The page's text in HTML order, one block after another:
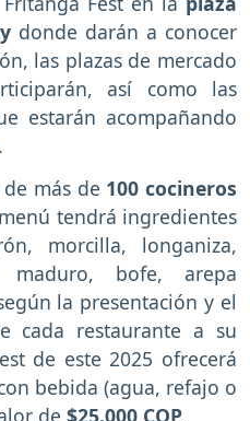
donde darán a conocer
las plazas de mercado
así como las
estarán acompañando
más de 100 cocineros
tendrá ingredientes
morcilla, longaniza,
bofe, arepa
la presentación y el
cada restaurante a su
de este 2025 ofrecerá
bebida (agua, refajo o
de $25.000 COP.